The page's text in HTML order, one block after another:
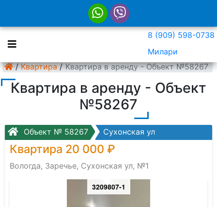
8 (909) 598-0738
Милари
/ Квартира / Квартира в аренду - Объект №58267
Квартира в аренду - Объект
№58267
Объект № 58267 Сухонская ул
Квартира 20 000 ₽
Вологда, Заречье, Сухонская ул, №1
3209807-1